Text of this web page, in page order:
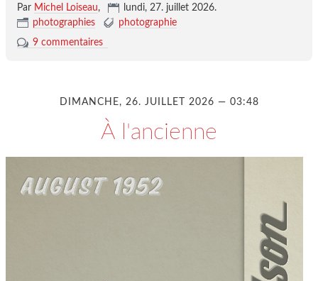
Par Michel Loiseau, lundi, 27. juillet 2026.
photographies
photographie
9 commentaires
DIMANCHE, 26. JUILLET 2026 — 03:48
À l'ancienne